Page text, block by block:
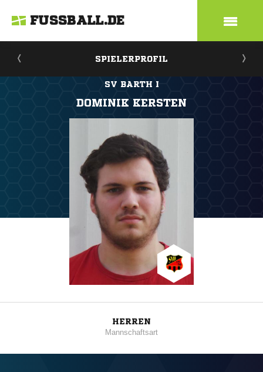
FUSSBALL.DE
SPIELERPROFIL
SV BARTH I
DOMINIK KERSTEN
HERREN
Mannschaftsart